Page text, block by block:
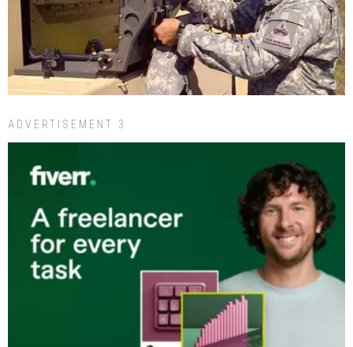
ADVERTISEMENT 3